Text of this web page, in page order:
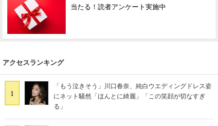
当たる！読者アンケート実施中
アクセスランキング
1
「もう泣きそう」川口春奈、純白ウエディングドレス姿
にネット騒然「ほんとに綺麗」「この笑顔が切なすぎ
る」